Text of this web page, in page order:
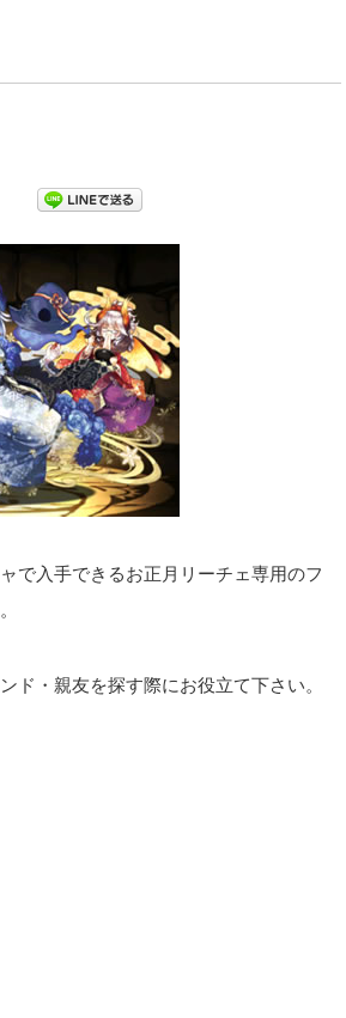
で入手できるお正月リーチェ専用のフ
ド・親友を探す際にお役立て下さい。